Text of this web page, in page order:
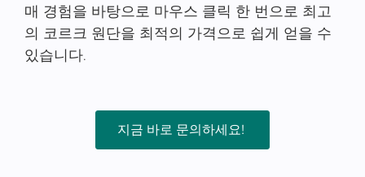
매 경험을 바탕으로 마우스 클릭 한 번으로 최고
의 코르크 원단을 최적의 가격으로 쉽게 얻을 수
있습니다.
지금 바로 문의하세요!